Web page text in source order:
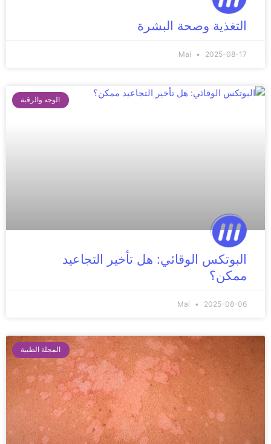
التغذية وصحة البشرة
Mai 2025-08-17
الوجه والرقبة
البوتكس الوقائي: هل تأخير التجاعيد
ممكن؟
Mai 2025-08-06
المجلة الطبية